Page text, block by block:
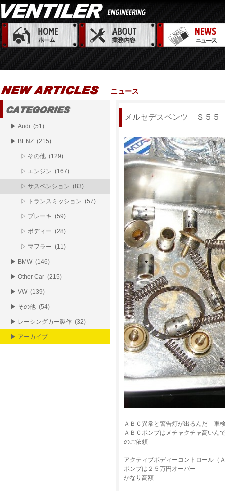
ニュース
メルセデスベンツ Ｓ５
ＡＢＣ異常と警告灯が出るんだ 車
ＡＢＣポンプはメチャクチャ高い
のご依頼
アクティブボディーコントロール（
ポンプは２５万円オーバー
かなり高額
▶ Audi (51)
▶ BENZ (215)
▷ その他 (129)
▷ エンジン (167)
▷ サスペンション (83)
▷ トランスミッション (57)
▷ ブレーキ (59)
▷ ボディー (28)
▷ マフラー (11)
▶ BMW (146)
▶ Other Car (215)
▶ VW (139)
▶ その他 (54)
▶ レーシングカー製作 (32)
▶ アーカイブ